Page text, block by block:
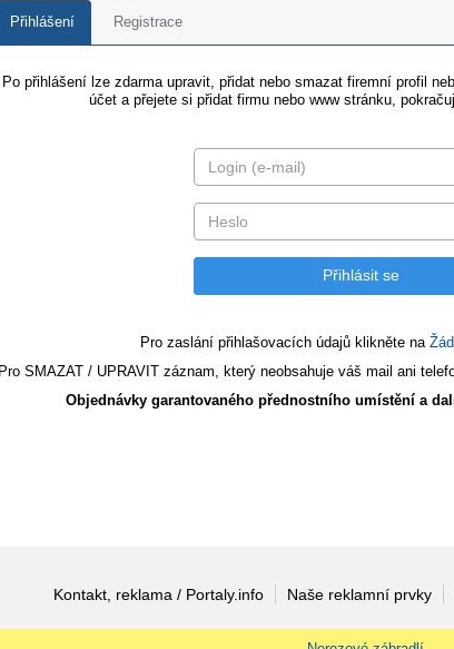
Přihlášení Registrace
Po přihlášení lze zdarma upravit, přidat nebo smazat firemní profil
účet a přejete si přidat firmu nebo www stránku,
Pro zaslání přihlašovacích údajů klikněte na
Pro SMAZAT / UPRAVIT záznam, který neobsahuje váš mail ani
Objednávky garantovaného přednostního umístění a
Kontakt, reklama / Portaly.info Naše reklamní prvky